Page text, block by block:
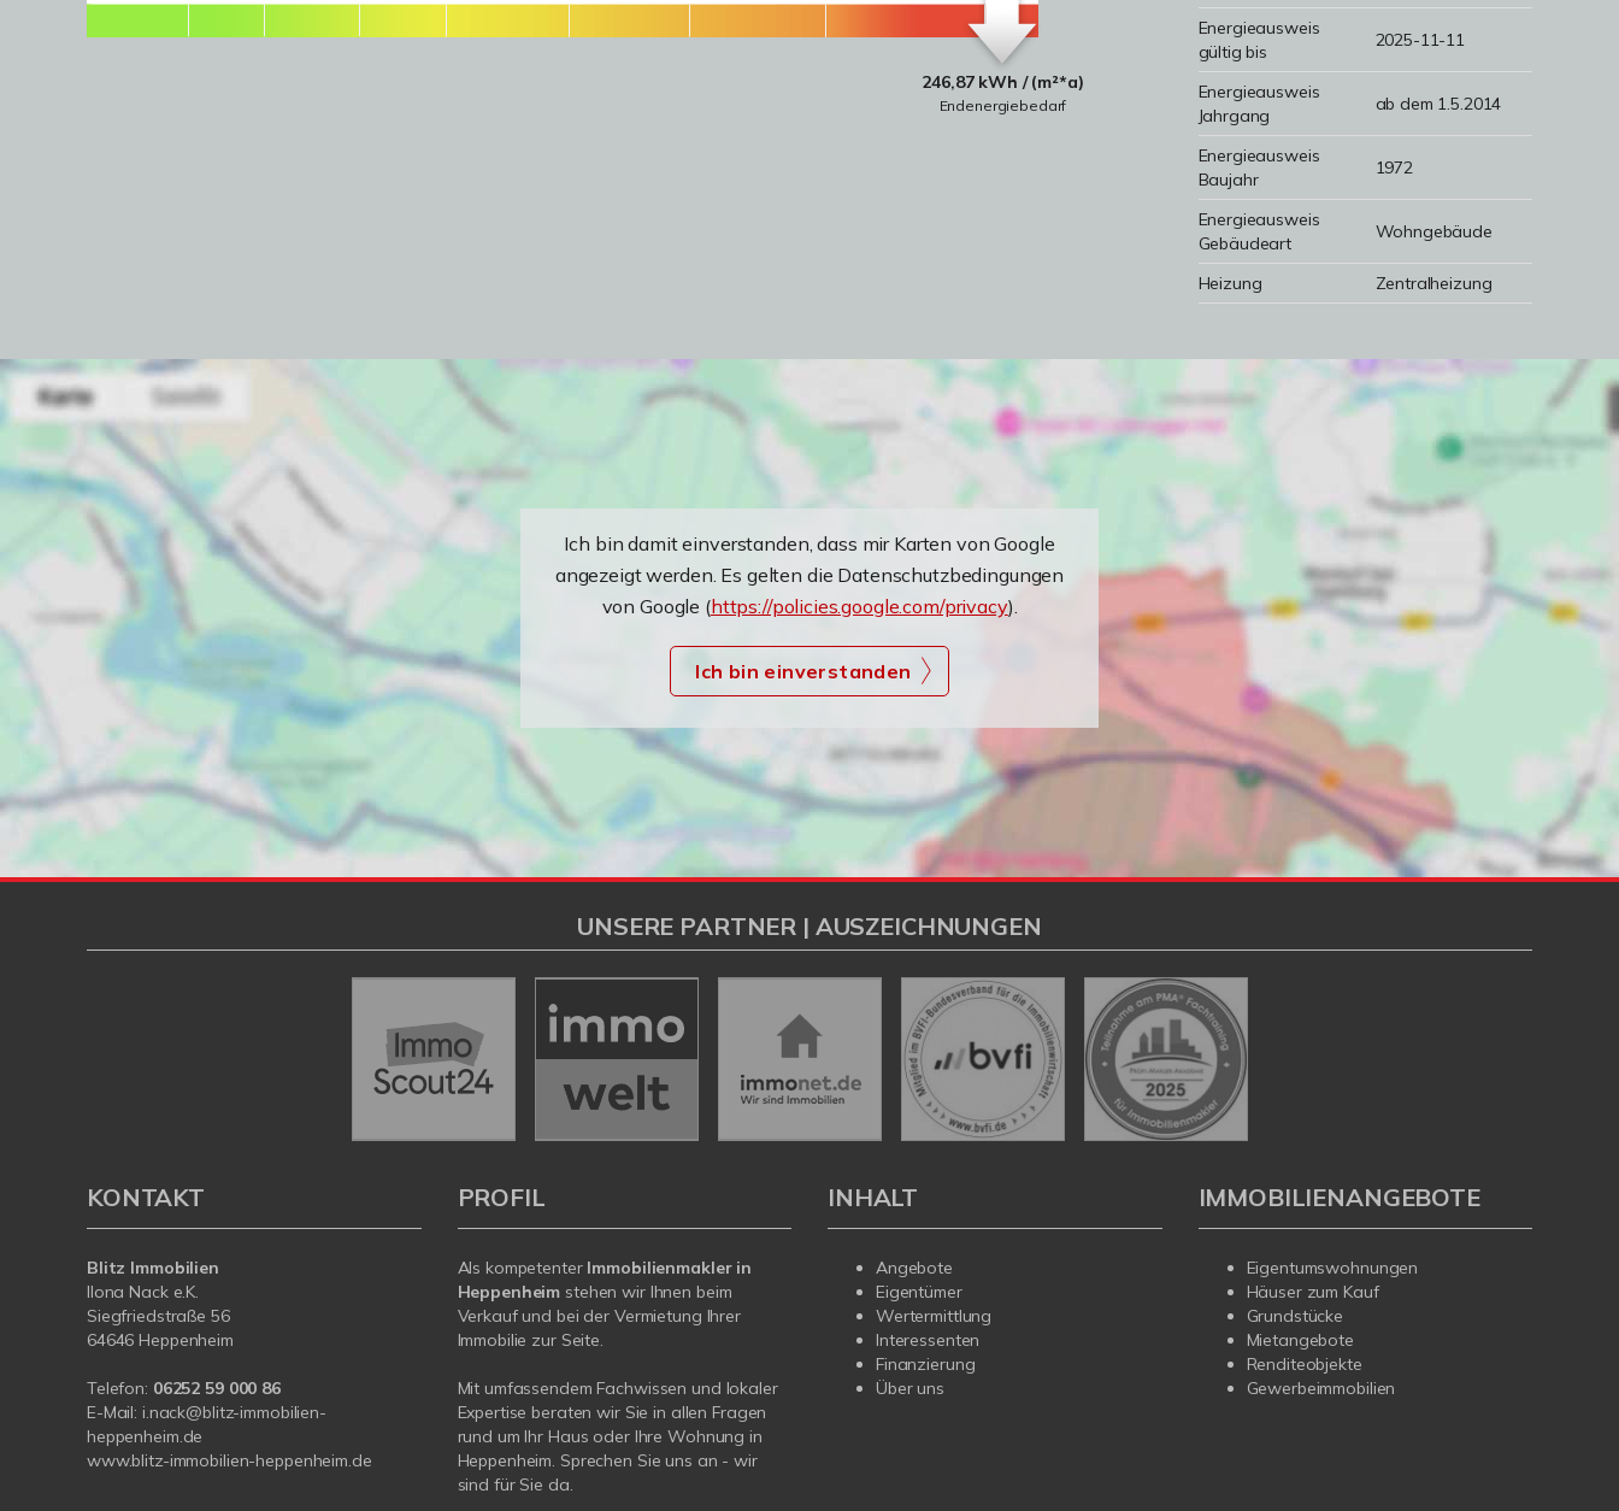
246,87 kWh / (m²*a)
Endenergiebedarf
Energieausweis
gültig bis
2025-11-11
Energieausweis
Jahrgang
ab dem 1.5.2014
Energieausweis
Baujahr
1972
Energieausweis
Gebäudeart
Wohngebäude
Heizung Zentralheizung
Ich bin damit einverstanden, dass mir Karten von Google
angezeigt werden. Es gelten die Datenschutzbedingungen
von Google (https://policies.google.com/privacy).
Ich bin einverstanden
UNSERE PARTNER | AUSZEICHNUNGEN
KONTAKT
Blitz Immobilien
Ilona Nack e.K.
Siegfriedstraße 56
64646 Heppenheim
Telefon: 06252 59 000 86
E-Mail: i.nack@blitz-immobilien-
heppenheim.de
www.blitz-immobilien-heppenheim.de
PROFIL
Als kompetenter Immobilienmakler in
Heppenheim stehen wir Ihnen beim
Verkauf und bei der Vermietung Ihrer
Immobilie zur Seite.
Mit umfassendem Fachwissen und lokaler
Expertise beraten wir Sie in allen Fragen
rund um Ihr Haus oder Ihre Wohnung in
Heppenheim. Sprechen Sie uns an - wir
sind für Sie da.
INHALT
Angebote
Eigentümer
Wertermittlung
Interessenten
Finanzierung
Über uns
IMMOBILIENANGEBOTE
Eigentumswohnungen
Häuser zum Kauf
Grundstücke
Mietangebote
Renditeobjekte
Gewerbeimmobilien